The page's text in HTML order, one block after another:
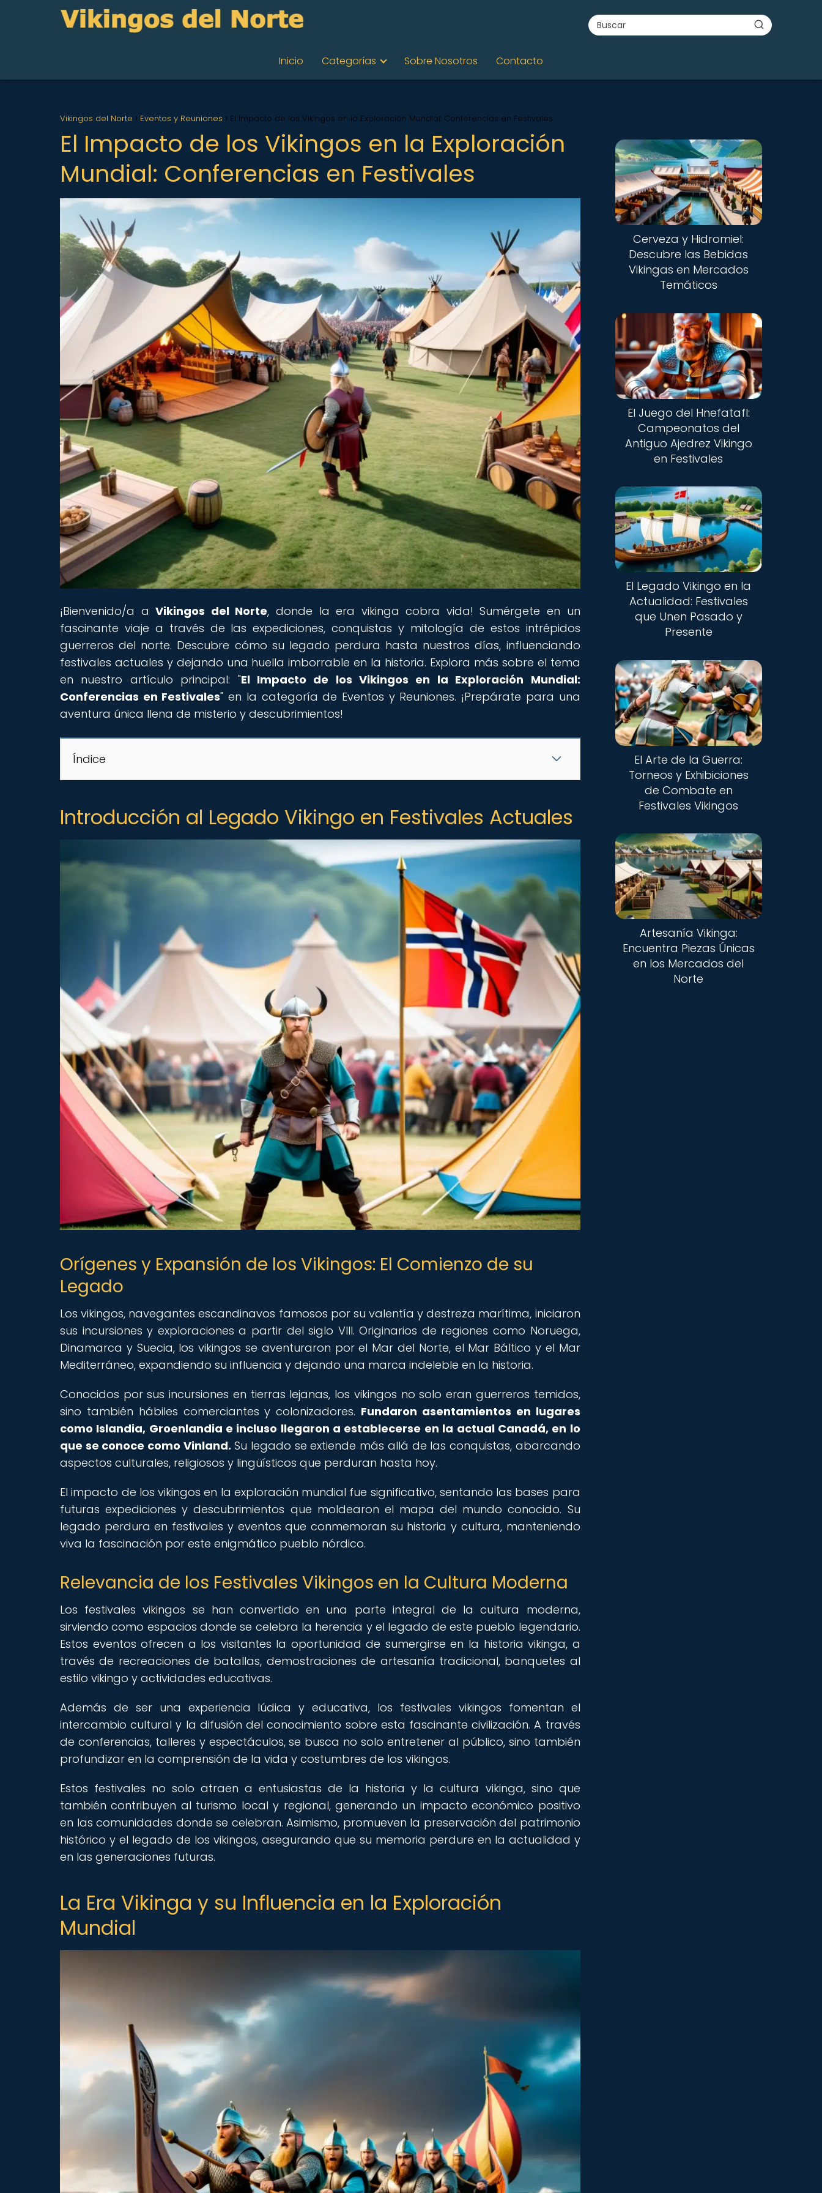
Inicio Categorías Sobre Nosotros Contacto
Vikingos del Norte Eventos y Reuniones El Impacto de los Vikingos en la Exploración Mundial: Conferencias en Festivales
El Impacto de los Vikingos en la Exploración
Mundial: Conferencias en Festivales
¡Bienvenido/a aVikingos del Norte, donde la era vikinga cobra vida! Sumérgete en un
fascinante viaje a través de las expediciones, conquistas y mitología de estos intrépidos
guerreros del norte. Descubre cómo su legado perdura hasta nuestros días, influenciando
festivales actuales y dejando una huella imborrable en la historia. Explora más sobre el tema
en nuestro artículo principal: "El Impacto de los Vikingos en la Exploración Mundial:
Conferencias en Festivales" en la categoría de Eventos y Reuniones. ¡Prepárate para una
aventura única llena de misterio y descubrimientos!
Índice
Introducción al Legado Vikingo en Festivales Actuales
Orígenes y Expansión de los Vikingos: El Comienzo de su
Legado
Los vikingos, navegantes escandinavos famosos por su valentía y destreza marítima, iniciaron
sus incursiones y exploraciones a partir del siglo VIII. Originarios de regiones como Noruega,
Dinamarca y Suecia, los vikingos se aventuraron por el Mar del Norte, el Mar Báltico y el Mar
Mediterráneo, expandiendo su influencia y dejando una marca indeleble en la historia.
Conocidos por sus incursiones en tierras lejanas, los vikingos no solo eran guerreros temidos,
sino también hábiles comerciantes y colonizadores. Fundaron asentamientos en lugares
como Islandia, Groenlandia e incluso llegaron a establecerse en la actual Canadá, en lo
que se conoce como Vinland. Su legado se extiende más allá de las conquistas, abarcando
aspectos culturales, religiosos y lingüísticos que perduran hasta hoy.
El impacto de los vikingos en la exploración mundial fue significativo, sentando las bases para
futuras expediciones y descubrimientos que moldearon el mapa del mundo conocido. Su
legado perdura en festivales y eventos que conmemoran su historia y cultura, manteniendo
viva la fascinación por este enigmático pueblo nórdico.
Relevancia de los Festivales Vikingos en la Cultura Moderna
Los festivales vikingos se han convertido en una parte integral de la cultura moderna,
sirviendo como espacios donde se celebra la herencia y el legado de este pueblo legendario.
Estos eventos ofrecen a los visitantes la oportunidad de sumergirse en la historia vikinga, a
través de recreaciones de batallas, demostraciones de artesanía tradicional, banquetes al
estilo vikingo y actividades educativas.
Además de ser una experiencia lúdica y educativa, los festivales vikingos fomentan el
intercambio cultural y la difusión del conocimiento sobre esta fascinante civilización. A través
de conferencias, talleres y espectáculos, se busca no solo entretener al público, sino también
profundizar en la comprensión de la vida y costumbres de los vikingos.
Estos festivales no solo atraen a entusiastas de la historia y la cultura vikinga, sino que
también contribuyen al turismo local y regional, generando un impacto económico positivo
en las comunidades donde se celebran. Asimismo, promueven la preservación del patrimonio
histórico y el legado de los vikingos, asegurando que su memoria perdure en la actualidad y
en las generaciones futuras.
La Era Vikinga y su Influencia en la Exploración
Mundial
Cerveza y Hidromiel:
Descubre las Bebidas
Vikingas en Mercados
Temáticos
El Juego del Hnefatafl:
Campeonatos del
Antiguo Ajedrez Vikingo
en Festivales
El Legado Vikingo en la
Actualidad: Festivales
que Unen Pasado y
Presente
El Arte de la Guerra:
Torneos y Exhibiciones
de Combate en
Festivales Vikingos
Artesanía Vikinga:
Encuentra Piezas Únicas
en los Mercados del
Norte